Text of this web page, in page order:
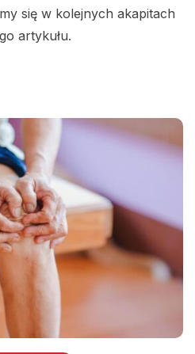
się w kolejnych akapitach
artykułu.